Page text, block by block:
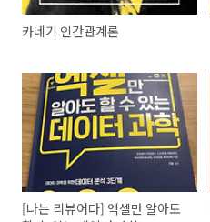
카네기 인간관계론
[나는 리뷰어다] 엑셀만 알아도